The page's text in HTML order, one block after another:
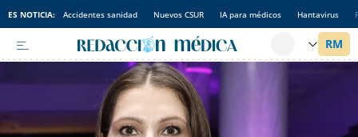
ES NOTICIA: Accidentes sanidad Nuevos CSUR IA para médicos Hantavirus